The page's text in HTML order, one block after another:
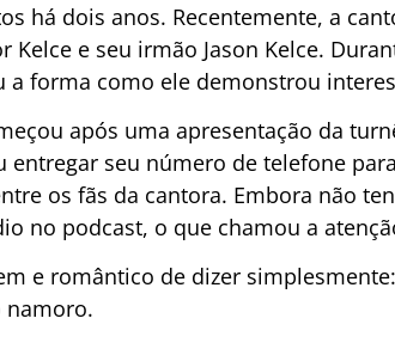
há dois anos. Recentemente, a
Kelce e seu irmão Jason Kelce.
a forma como ele demonstrou
após uma apresentação da
entregar seu número de telefone
os fãs da cantora. Embora não
no podcast, o que chamou a
e romântico de dizer
namoro.